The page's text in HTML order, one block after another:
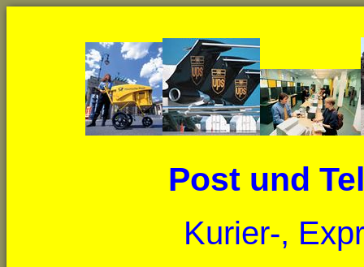
Post und
Kurier-,